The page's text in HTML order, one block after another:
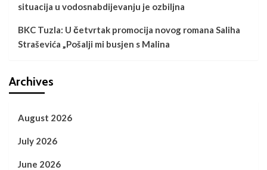
situacija u vodosnabdijevanju je ozbiljna
BKC Tuzla: U četvrtak promocija novog romana Saliha
Straševića „Pošalji mi busjen s Malina
Archives
August 2026
July 2026
June 2026